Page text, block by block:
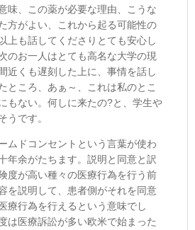
味、この薬が必要な理由、こうな
方がよい、これから起る可能性の
上も話してくださりとても安心し
のお一人はとても高名な大学の現
近くも遅刻した上に、事情を話し
ところ、あぁ～、これは私のとこ
もない。何しに来たの?と、学生や
うです。
ムドコンセントという言葉が使わ
年余がたちます。説明と同意と訳
度が高い種々の医療行為を行う前
を説明して、患者側がそれを同意
療行為を行えるという意味でし
は医療訴訟が多い欧米で始まった